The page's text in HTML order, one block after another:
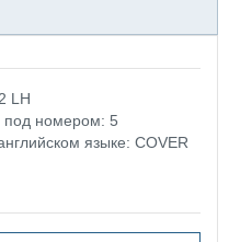
LH
под номером: 5
языке: COVER